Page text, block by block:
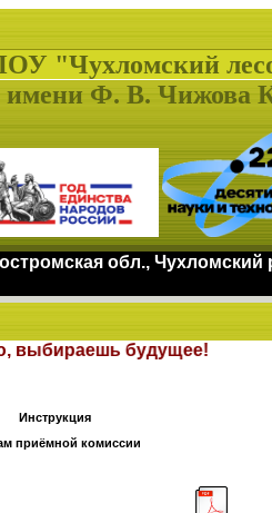
"Чухломский
имени Ф. В. Чижова
обл.,
выбираешь
Инструкция
приёмной комиссии